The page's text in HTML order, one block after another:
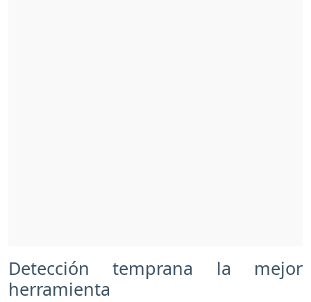
Detección temprana la mejor
herramienta